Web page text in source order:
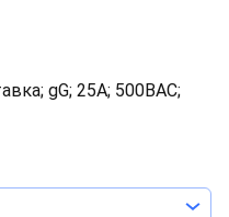
gG; 25А; 500ВAC;